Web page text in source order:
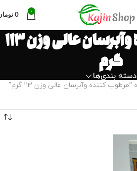
0
0
مرطوب کننده وآبرسان عالی وزن ۱۱۳
گرم
دسته بندی‌ها
کننده وآبرسان عالی وزن ۱۱۳ گرم”